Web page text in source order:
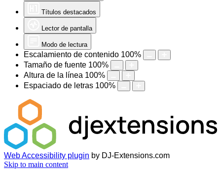
Títulos destacados
Lector de pantalla
Modo de lectura
Escalamiento de contenido 100%
Tamaño de fuente 100%
Altura de la línea 100%
Espaciado de letras 100%
Web Accessibility plugin by DJ-Extensions.com
Skip to main content